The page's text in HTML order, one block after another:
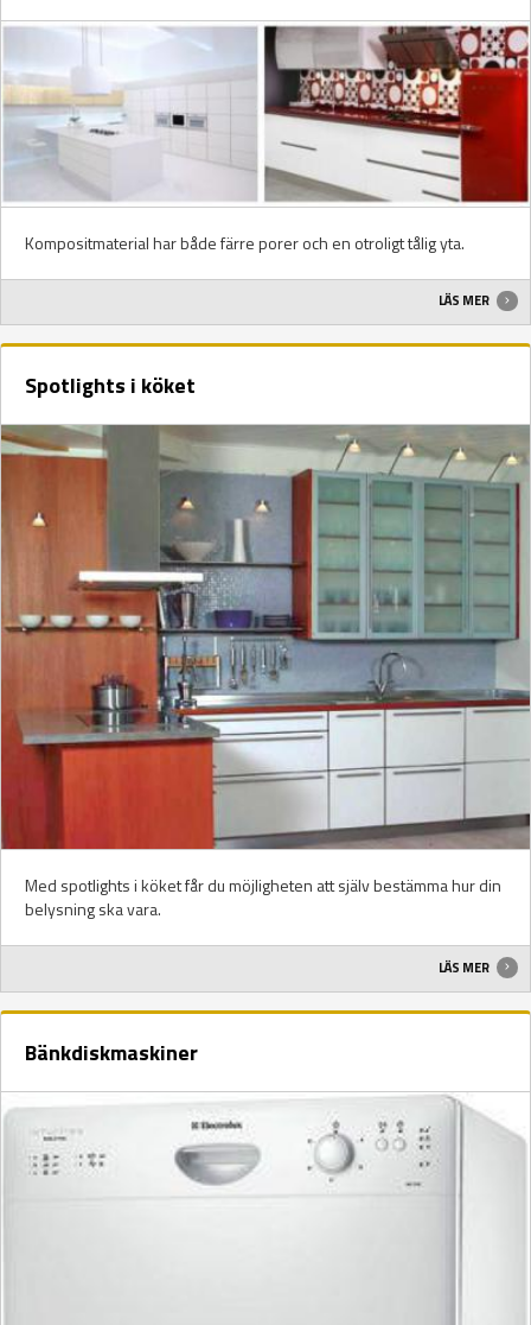
Kompositmaterial har både färre porer och en otroligt tålig yta.
LÄS MER
Spotlights i köket
Med spotlights i köket får du möjligheten att själv bestämma hur din
belysning ska vara.
LÄS MER
Bänkdiskmaskiner